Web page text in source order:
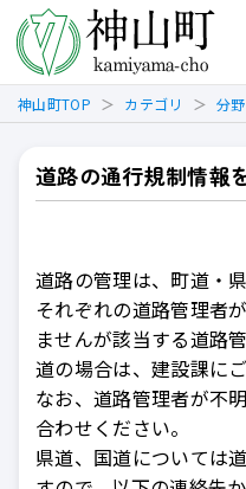
神山町TOP カテゴリ 分野
道路の通行規制情報
道路の管理は、町道・
それぞれの道路管理者
ませんが該当する道路
道の場合は、建設課に
なお、道路管理者が不
合わせください。
県道、国道については